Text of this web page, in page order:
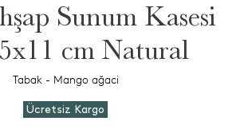
Sunum Kasesi
cm Natural
Tabak - Mango ağaci
Ücretsiz Kargo